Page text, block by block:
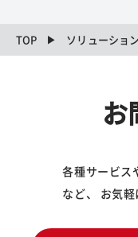
TOP ソリューショ
お
各種サービス
など、 お気軽